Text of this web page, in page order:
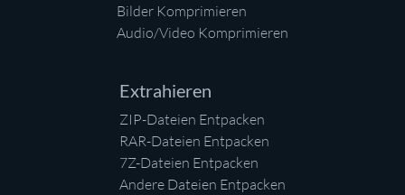
Bilder Komprimieren
Audio/Video Komprimieren
Extrahieren
ZIP-Dateien Entpacken
RAR-Dateien Entpacken
7Z-Dateien Entpacken
Andere Dateien Entpacken